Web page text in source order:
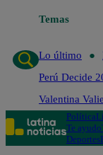
Temas
Lo último
Perú Decide
Valentina
Política
Te ayudo
Deportes